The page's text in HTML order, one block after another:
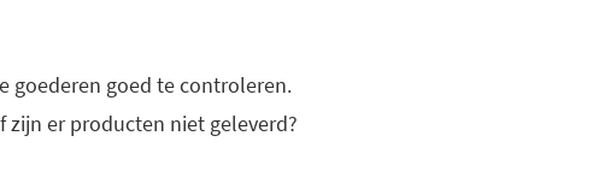
goederen goed te controleren.
er producten niet geleverd?